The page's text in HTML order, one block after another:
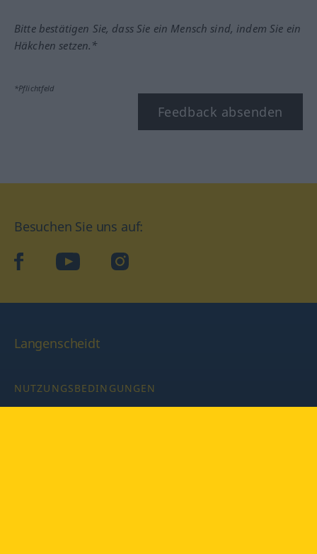
Bitte bestätigen Sie, dass Sie ein Mensch sind, indem Sie ein
Häkchen setzen.*
*Pflichtfeld
Feedback absenden
Besuchen Sie uns auf:
facebookYouTube Instagram
Langenscheidt
NUTZUNGSBEDINGUNGEN